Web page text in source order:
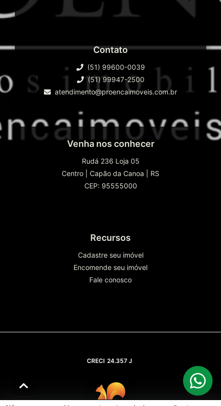
Contato
(51) 99600-0039
(51) 99947-2500
atendimento@proencaimoveis.com.br
Venha nos conhecer
Rudá 236 Loja 05
Centro
Capão da Canoa
RS
CEP: 95555000
Recursos
Cadastre seu imóvel
Encomende seu imóvel
Fale conosco
CRECI 24.357 J